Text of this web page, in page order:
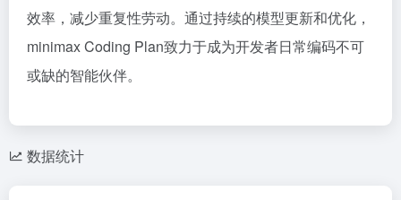
效率，减少重复性劳动。通过持续的模型更新和优化，
minimax Coding Plan致力于成为开发者日常编码不可
或缺的智能伙伴。
数据统计